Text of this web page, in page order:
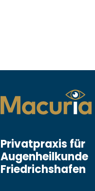
Privatpraxis für
Augenheilkunde
Friedrichshafen